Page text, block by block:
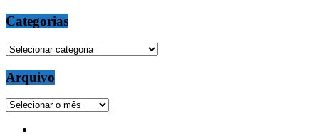
Categorias
Categorias
Arquivo
Arquivo